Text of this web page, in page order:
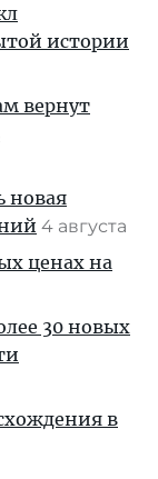
истории
вернут
новая
4 августа
ценах на
30 новых
в